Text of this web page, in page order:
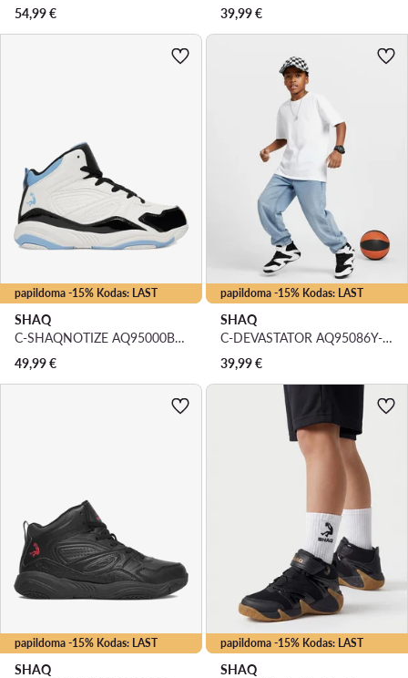
54,99€
39,99€
papildoma -15% Kodas: LAST
SHAQ
C-SHAQNOTIZE AQ95000B-WBL · Krepšinio batai
49,99€
papildoma -15% Kodas: LAST
SHAQ
C-DEVASTATOR AQ95086Y-BWZ · Krepšinio batai
39,99€
papildoma -15% Kodas: LAST
SHAQ
papildoma -15% Kodas: LAST
SHAQ